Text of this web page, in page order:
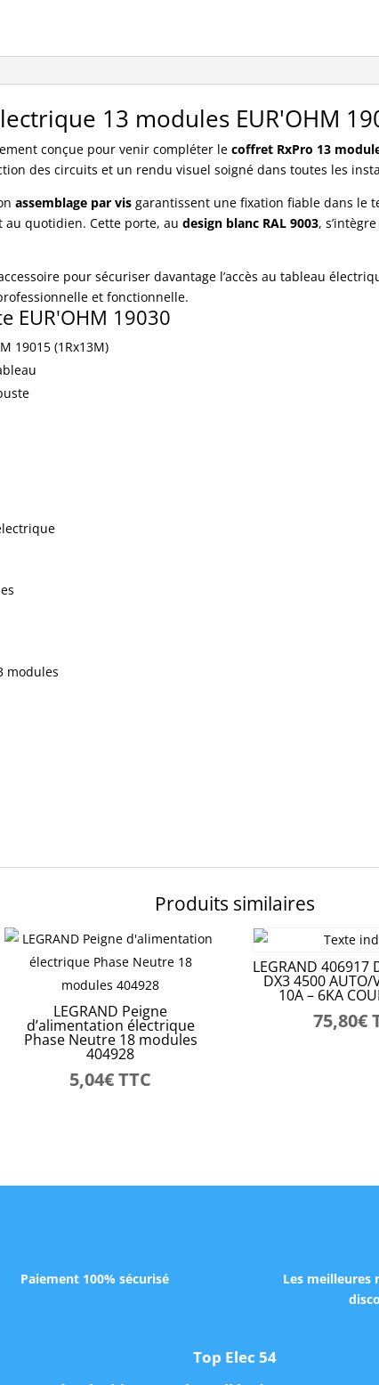
13 modules EUR'OHM
conçue pour venir compléter lecoffret RxPro 13
des circuits et un rendu visuel soigné dans toutes les
assemblage par vis garantissent une fixation fiable dans le
au quotidien. Cette porte, audesign blanc RAL 9003,
pour sécuriser davantage l’accès au tableau
et fonctionnelle.
EUR'OHM 19030
19015 (1Rx13M)
modules
Produits similaires
LEGRAND Peigne
d’alimentation électrique
Phase Neutre 18 modules
404928
5,04€ TTC
LEGRAND 406917
DX3 4500 AUTO/
10A – 6KA
75,80€
Paiement 100% sécurisé
Les meilleures
Top Elec 54